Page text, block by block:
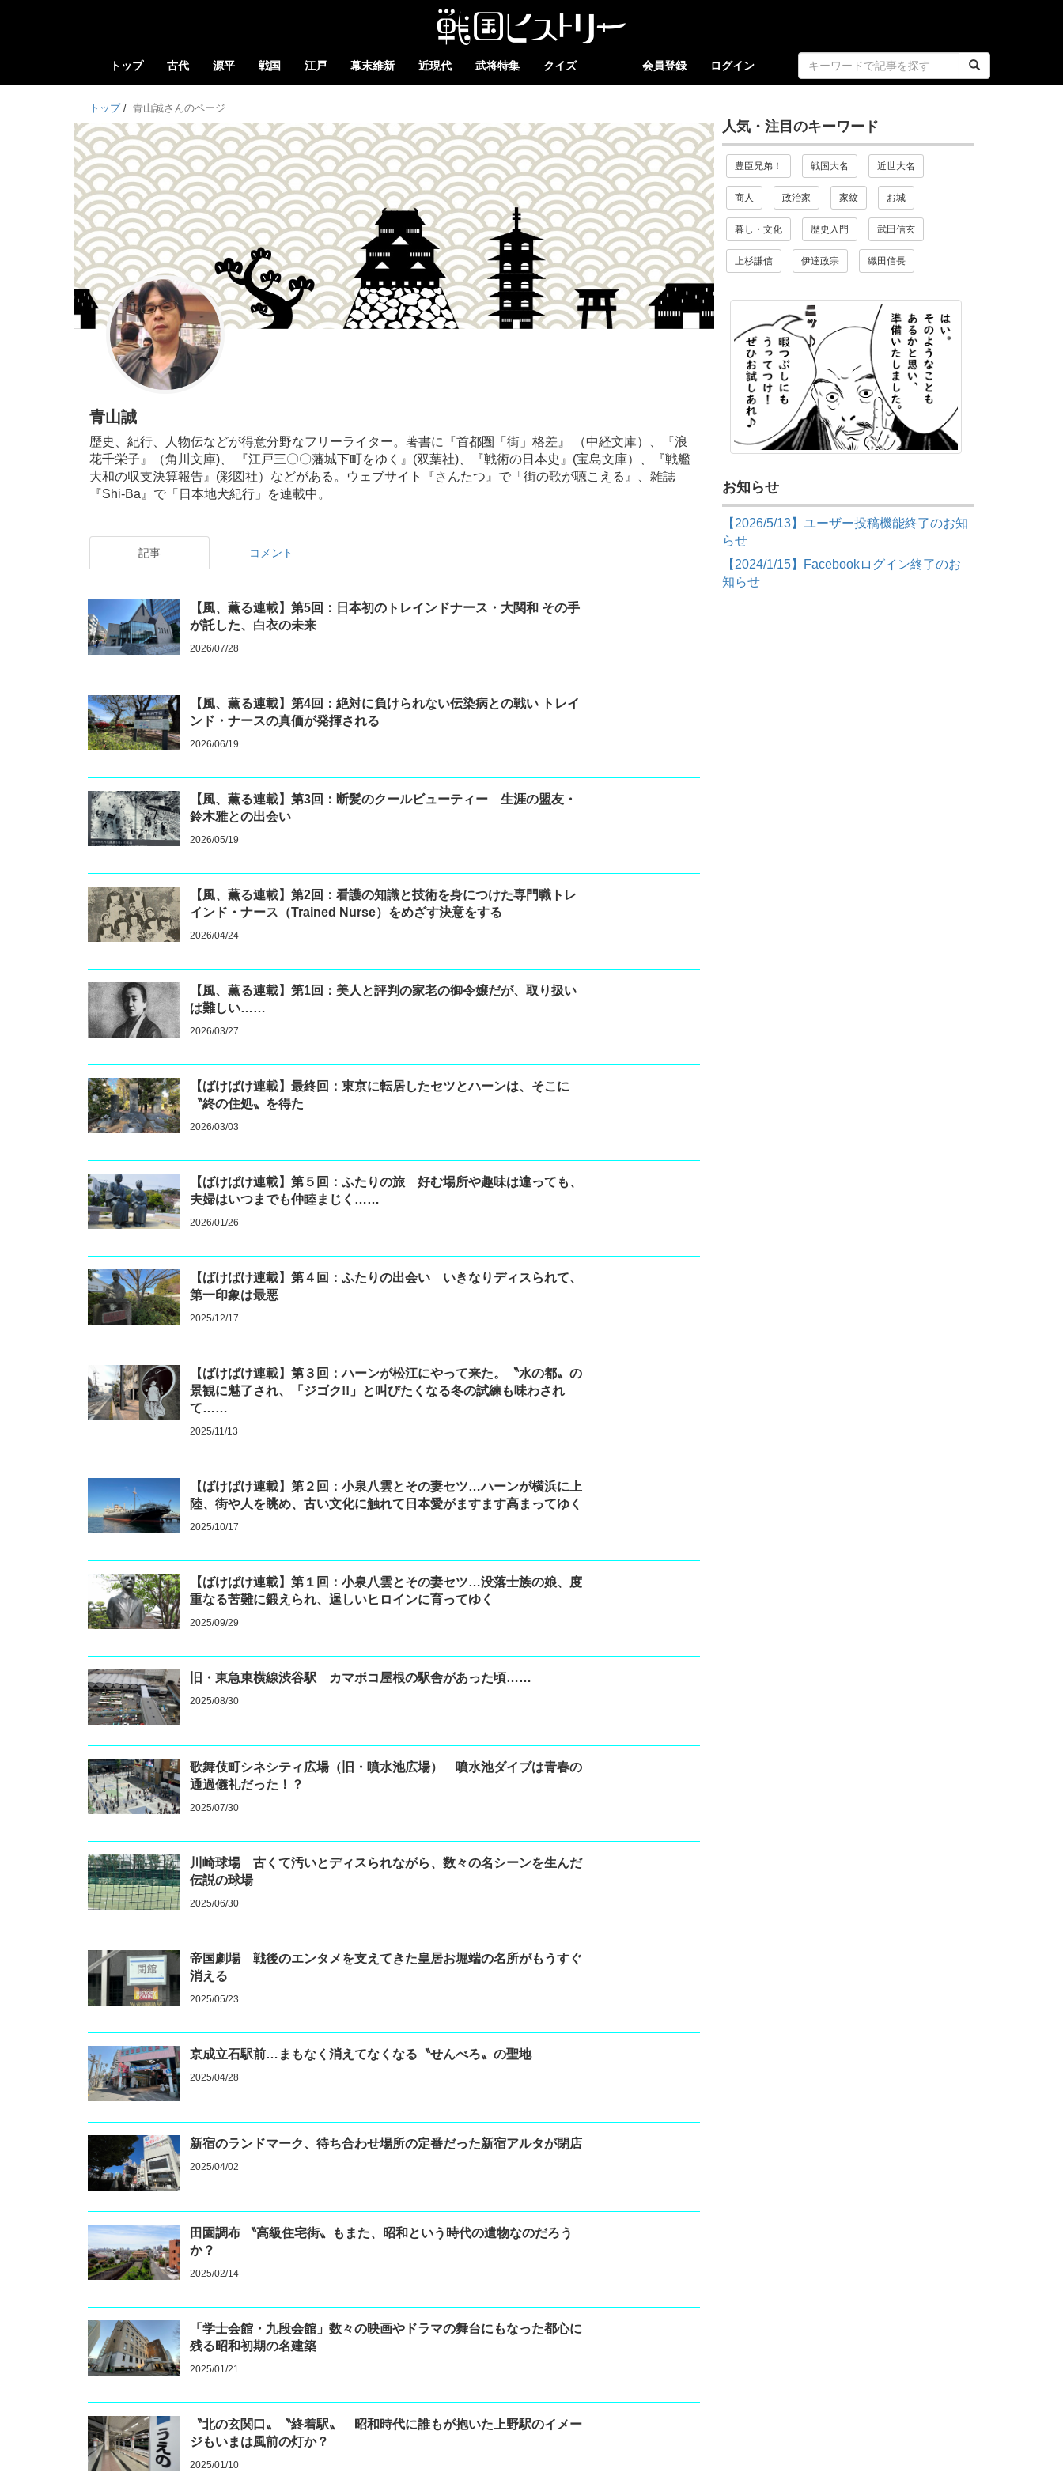
トップ 古代 源平 戦国 江戸 幕末維新 近現代 武将特集 クイズ 会員登録 ログイン
トップ / 青山誠さんのページ
青山誠
歴史、紀行、人物伝などが得意分野なフリーライター。著書に『首都圏「街」格差』 （中経文庫）、『浪
花千栄子』（角川文庫)、 『江戸三〇〇藩城下町をゆく』(双葉社)、『戦術の日本史』(宝島文庫）、『戦艦
大和の収支決算報告』(彩図社）などがある。ウェブサイト『さんたつ』で「街の歌が聴こえる』、雑誌
『Shi-Ba』で「日本地犬紀行」を連載中。
記事 コメント
【風、薫る連載】第5回：日本初のトレインドナース・大関和 その手
が託した、白衣の未来
2026/07/28
【風、薫る連載】第4回：絶対に負けられない伝染病との戦い トレイ
ンド・ナースの真価が発揮される
2026/06/19
【風、薫る連載】第3回：断髪のクールビューティー 生涯の盟友・
鈴木雅との出会い
2026/05/19
【風、薫る連載】第2回：看護の知識と技術を身につけた専門職トレ
インド・ナース（Trained Nurse）をめざす決意をする
2026/04/24
【風、薫る連載】第1回：美人と評判の家老の御令嬢だが、取り扱い
は難しい……
2026/03/27
【ばけばけ連載】最終回：東京に転居したセツとハーンは、そこに
〝終の住処〟を得た
2026/03/03
【ばけばけ連載】第５回：ふたりの旅 好む場所や趣味は違っても、
夫婦はいつまでも仲睦まじく……
2026/01/26
【ばけばけ連載】第４回：ふたりの出会い いきなりディスられて、
第一印象は最悪
2025/12/17
【ばけばけ連載】第３回：ハーンが松江にやって来た。〝水の都〟の
景観に魅了され、「ジゴク!!」と叫びたくなる冬の試練も味わされ
て……
2025/11/13
【ばけばけ連載】第２回：小泉八雲とその妻セツ…ハーンが横浜に上
陸、街や人を眺め、古い文化に触れて日本愛がますます高まってゆく
2025/10/17
【ばけばけ連載】第１回：小泉八雲とその妻セツ…没落士族の娘、度
重なる苦難に鍛えられ、逞しいヒロインに育ってゆく
2025/09/29
旧・東急東横線渋谷駅 カマボコ屋根の駅舎があった頃……
2025/08/30
歌舞伎町シネシティ広場（旧・噴水池広場） 噴水池ダイブは青春の
通過儀礼だった！？
2025/07/30
川崎球場 古くて汚いとディスられながら、数々の名シーンを生んだ
伝説の球場
2025/06/30
帝国劇場 戦後のエンタメを支えてきた皇居お堀端の名所がもうすぐ
消える
2025/05/23
京成立石駅前…まもなく消えてなくなる〝せんべろ〟の聖地
2025/04/28
新宿のランドマーク、待ち合わせ場所の定番だった新宿アルタが閉店
2025/04/02
田園調布 〝高級住宅街〟もまた、昭和という時代の遺物なのだろう
か？
2025/02/14
「学士会館・九段会館」数々の映画やドラマの舞台にもなった都心に
残る昭和初期の名建築
2025/01/21
〝北の玄関口〟〝終着駅〟 昭和時代に誰もが抱いた上野駅のイメー
ジもいまは風前の灯か？
2025/01/10
人気・注目のキーワード
豊臣兄弟！ 戦国大名 近世大名
商人 政治家 家紋 お城
暮し・文化 歴史入門 武田信玄
上杉謙信 伊達政宗 織田信長
お知らせ
【2026/5/13】ユーザー投稿機能終了のお知
らせ
【2024/1/15】Facebookログイン終了のお
知らせ